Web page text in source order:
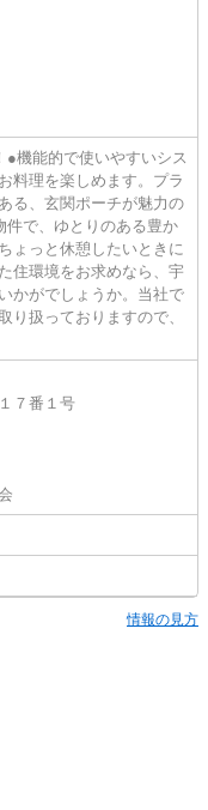
機能的で使いやすいシス
料理を楽しめます。プラ
る、玄関ポーチが魅力の
件で、ゆとりのある豊か
ょっと休憩したいときに
住環境をお求めなら、宇
かがでしょうか。当社で
り扱っておりますので、
７番１号
情報の見方